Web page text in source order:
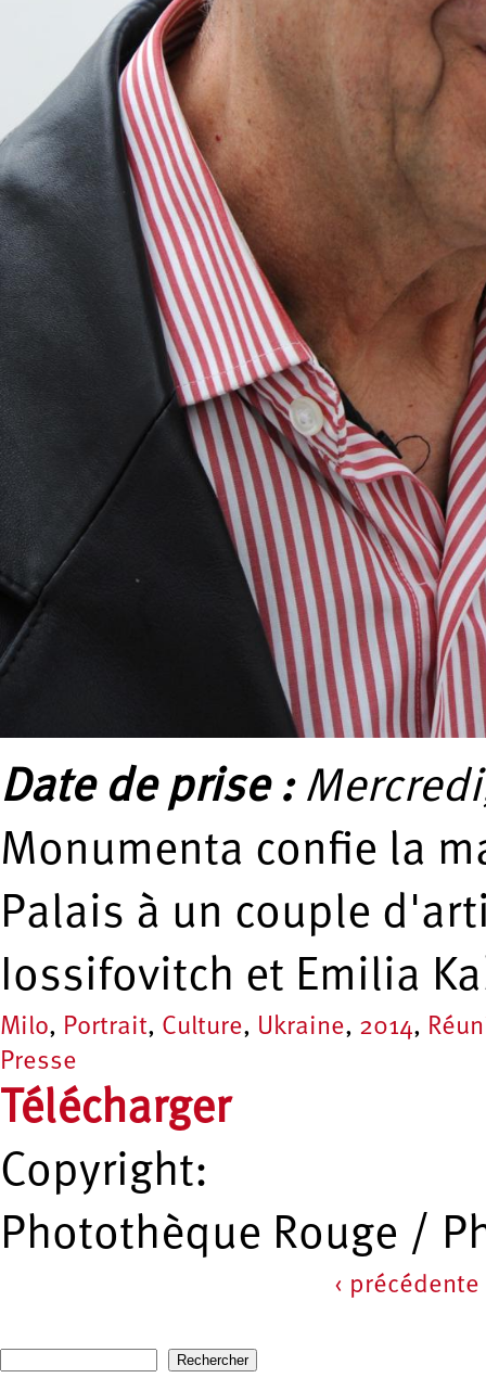
Date de prise :
Monumenta confie la
Palais à un couple
Iossifovitch et Emilia
Milo, Portrait, Culture, Ukraine, 2014,
Presse
Télécharger
Copyright:
Photothèque Rouge /
‹ précédente
Formulaire de recherche